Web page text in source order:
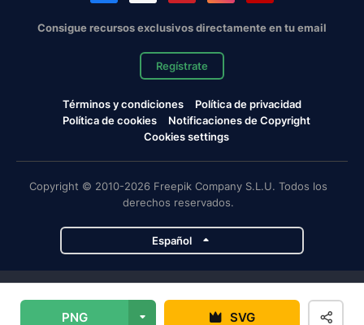
PNG SVG
Consigue recursos exclusivos directamente en tu email
Regístrate
Términos y condiciones
Política de privacidad
Política de cookies
Notificaciones de Copyright
Cookies settings
Copyright © 2010-2026 Freepik Company S.L.U. Todos los
derechos reservados.
Español